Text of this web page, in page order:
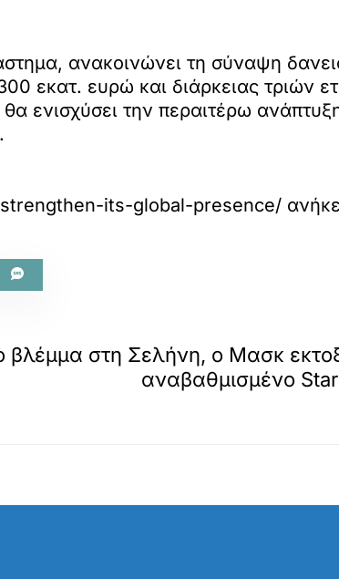
ανακοινώνει τη σύναψη
εκατ. ευρώ και διάρκειας τριών
ενισχύσει την περαιτέρω
its-global-presence/
βλέμμα στη Σελήνη, ο Μασκ
αναβαθμισμένο